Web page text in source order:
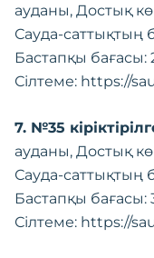
ауданы, Достық
Сауда-саттықтың
Бастапқы бағасы:
Сілтеме: https://
7. №35
ауданы, Достық
Сауда-саттықтың
Бастапқы бағасы:
Сілтеме: https://